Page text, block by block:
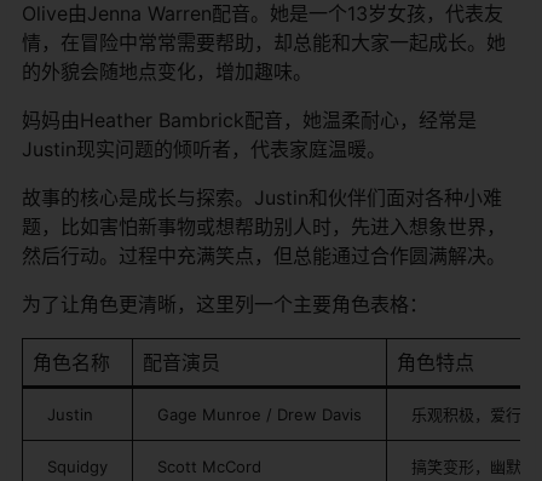
Olive由Jenna Warren配音。她是一个13岁女孩，代表友
情，在冒险中常常需要帮助，却总能和大家一起成长。她
的外貌会随地点变化，增加趣味。
妈妈由Heather Bambrick配音，她温柔耐心，经常是
Justin现实问题的倾听者，代表家庭温暖。
故事的核心是成长与探索。Justin和伙伴们面对各种小难
题，比如害怕新事物或想帮助别人时，先进入想象世界，
然后行动。过程中充满笑点，但总能通过合作圆满解决。
为了让角色更清晰，这里列一个主要角色表格：
角色名称 配音演员 角色特点
Justin Gage Munroe / Drew Davis 乐观积极，爱行动
Squidgy Scott McCord 搞笑变形，幽默